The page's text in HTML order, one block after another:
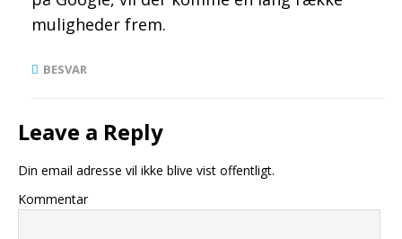
muligheder frem.
BESVAR
Leave a Reply
Din email adresse vil ikke blive vist offentligt.
Kommentar